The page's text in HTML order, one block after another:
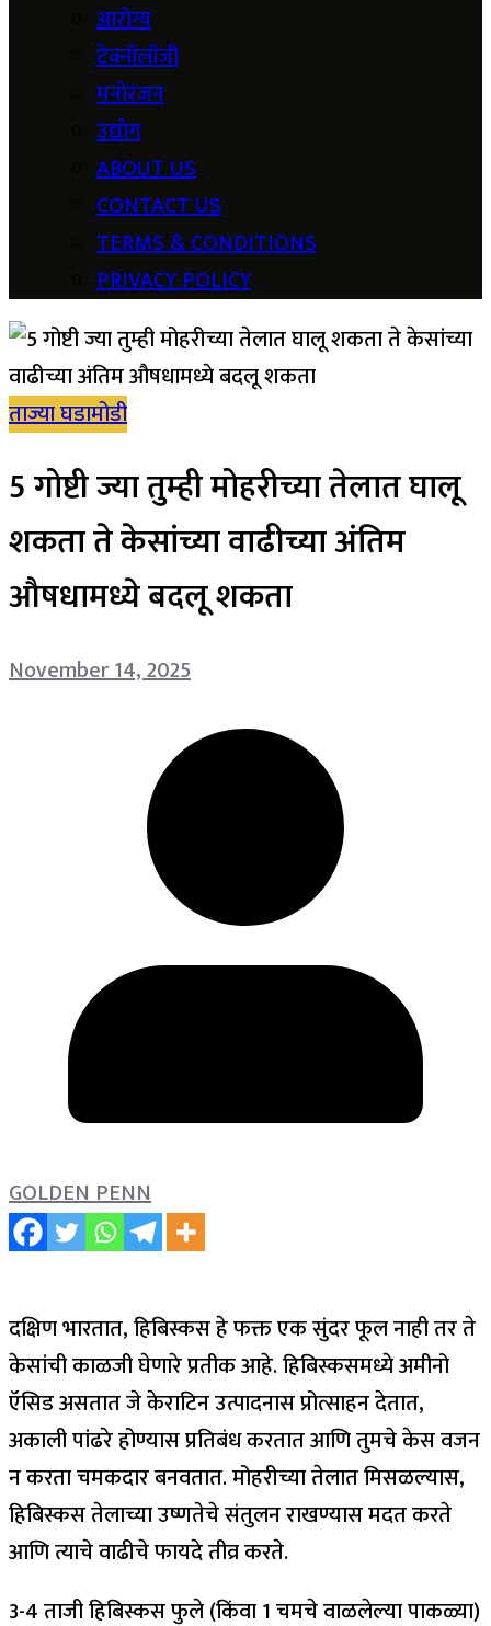
आरोग्य
टेक्नॉलॉजी
मनोरंजन
उद्योग
ABOUT US
CONTACT US
TERMS & CONDITIONS
PRIVACY POLICY
ताज्या घडामोडी
5 गोष्टी ज्या तुम्ही मोहरीच्या तेलात घालू
शकता ते केसांच्या वाढीच्या अंतिम
औषधामध्ये बदलू शकता
November 14, 2025
GOLDEN PENN
दक्षिण भारतात, हिबिस्कस हे फक्त एक सुंदर फूल नाही तर ते
केसांची काळजी घेणारे प्रतीक आहे. हिबिस्कसमध्ये अमीनो
ऍसिड असतात जे केराटिन उत्पादनास प्रोत्साहन देतात,
अकाली पांढरे होण्यास प्रतिबंध करतात आणि तुमचे केस वजन
न करता चमकदार बनवतात. मोहरीच्या तेलात मिसळल्यास,
हिबिस्कस तेलाच्या उष्णतेचे संतुलन राखण्यास मदत करते
आणि त्याचे वाढीचे फायदे तीव्र करते.
3-4 ताजी हिबिस्कस फुले (किंवा 1 चमचे वाळलेल्या पाकळ्या)